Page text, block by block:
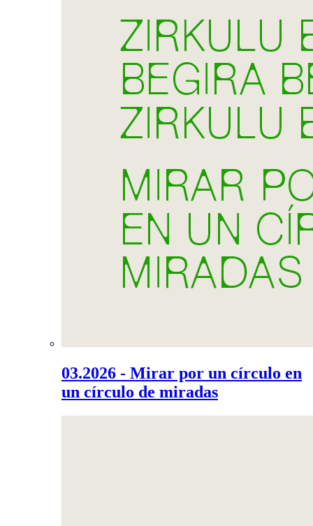
03.2026 - Mirar por un círculo en
un círculo de miradas